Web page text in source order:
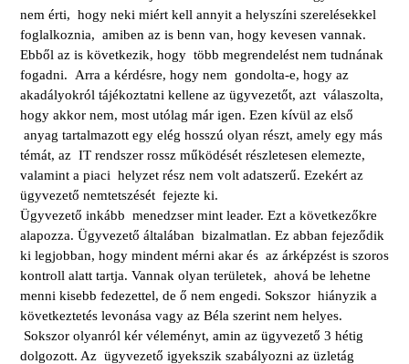
nem érti, hogy neki miért kell annyit a helyszíni szerelésekkel
foglalkoznia, amiben az is benn van, hogy kevesen vannak.
Ebből az is következik, hogy több megrendelést nem tudnának
fogadni. Arra a kérdésre, hogy nem gondolta-e, hogy az
akadályokról tájékoztatni kellene az ügyvezetőt, azt válaszolta,
hogy akkor nem, most utólag már igen. Ezen kívül az első
anyag tartalmazott egy elég hosszú olyan részt, amely egy más
témát, az IT rendszer rossz működését részletesen elemezte,
valamint a piaci helyzet rész nem volt adatszerű. Ezekért az
ügyvezető nemtetszését fejezte ki.
Ügyvezető inkább menedzser mint leader. Ezt a következőkre
alapozza. Ügyvezető általában bizalmatlan. Ez abban fejeződik
ki legjobban, hogy mindent mérni akar és az árképzést is szoros
kontroll alatt tartja. Vannak olyan területek, ahová be lehetne
menni kisebb fedezettel, de ő nem engedi. Sokszor hiányzik a
következtetés levonása vagy az Béla szerint nem helyes.
Sokszor olyanról kér véleményt, amin az ügyvezető 3 hétig
dolgozott. Az ügyvezető igyekszik szabályozni az üzletág